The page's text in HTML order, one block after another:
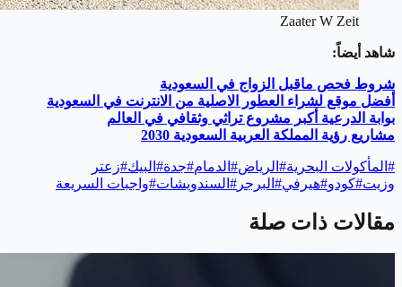
Zaater W Zeit
شاهد أيضاً:
شروط فحص ماقبل الزواج في السعودية
أفضل موقع لشراء العطور الاصلية من الانترنت في السعودية
بوابة الدرعية أكبر مشروع تراثي وثقافي في العالم
مشاريع رؤية المملكة العربية السعودية 2030
# المأكولات البحرية# الرياض# الدمام#جدة# البيك#زعتر
وزيت#كودو#هيرفي# البرجر # السندويشات#واجبات السريعة
مقالات ذات صلة